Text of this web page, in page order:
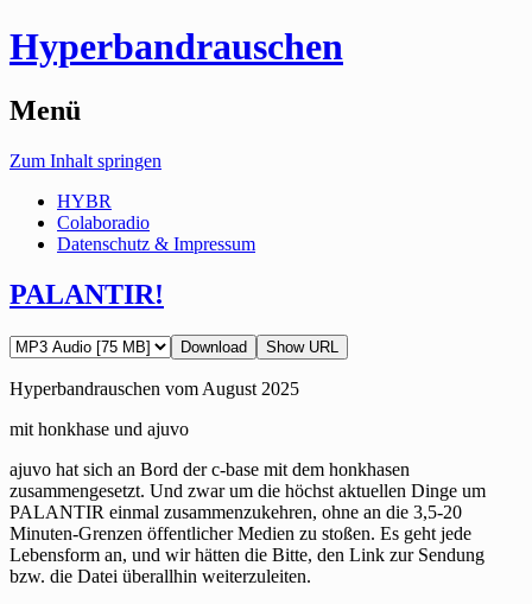
Hyperbandrauschen
Menü
Zum Inhalt springen
HYBR
Colaboradio
Datenschutz & Impressum
PALANTIR!
Download Show URL
Hyperbandrauschen vom August 2025
mit honkhase und ajuvo
ajuvo hat sich an Bord der c-base mit dem honkhasen
zusammengesetzt. Und zwar um die höchst aktuellen Dinge um
PALANTIR einmal zusammenzukehren, ohne an die 3,5-20
Minuten-Grenzen öffentlicher Medien zu stoßen. Es geht jede
Lebensform an, und wir hätten die Bitte, den Link zur Sendung
bzw. die Datei überallhin weiterzuleiten.